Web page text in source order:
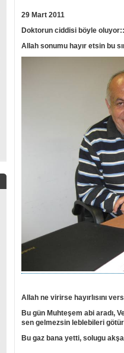
29 Mart 2011
Doktorun ciddisi böyle
Allah sonumu hayır etsin bu
Allah ne virirse hayırlısını
Bu gün Muhteşem abi aradı,
sen gelmezsin leblebileri
Bu gaz bana yetti, solugu